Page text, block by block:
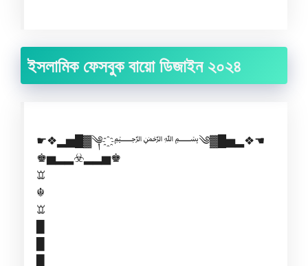
ইসলামিক ফেসবুক বায়ো ডিজাইন ২০২৪
☛❖▂▅█▓༆҈﷽༄▓█▅▂❖☚
♚▅▂▂☣️▂▂▅♚
ꘑ
☬
ꘑ